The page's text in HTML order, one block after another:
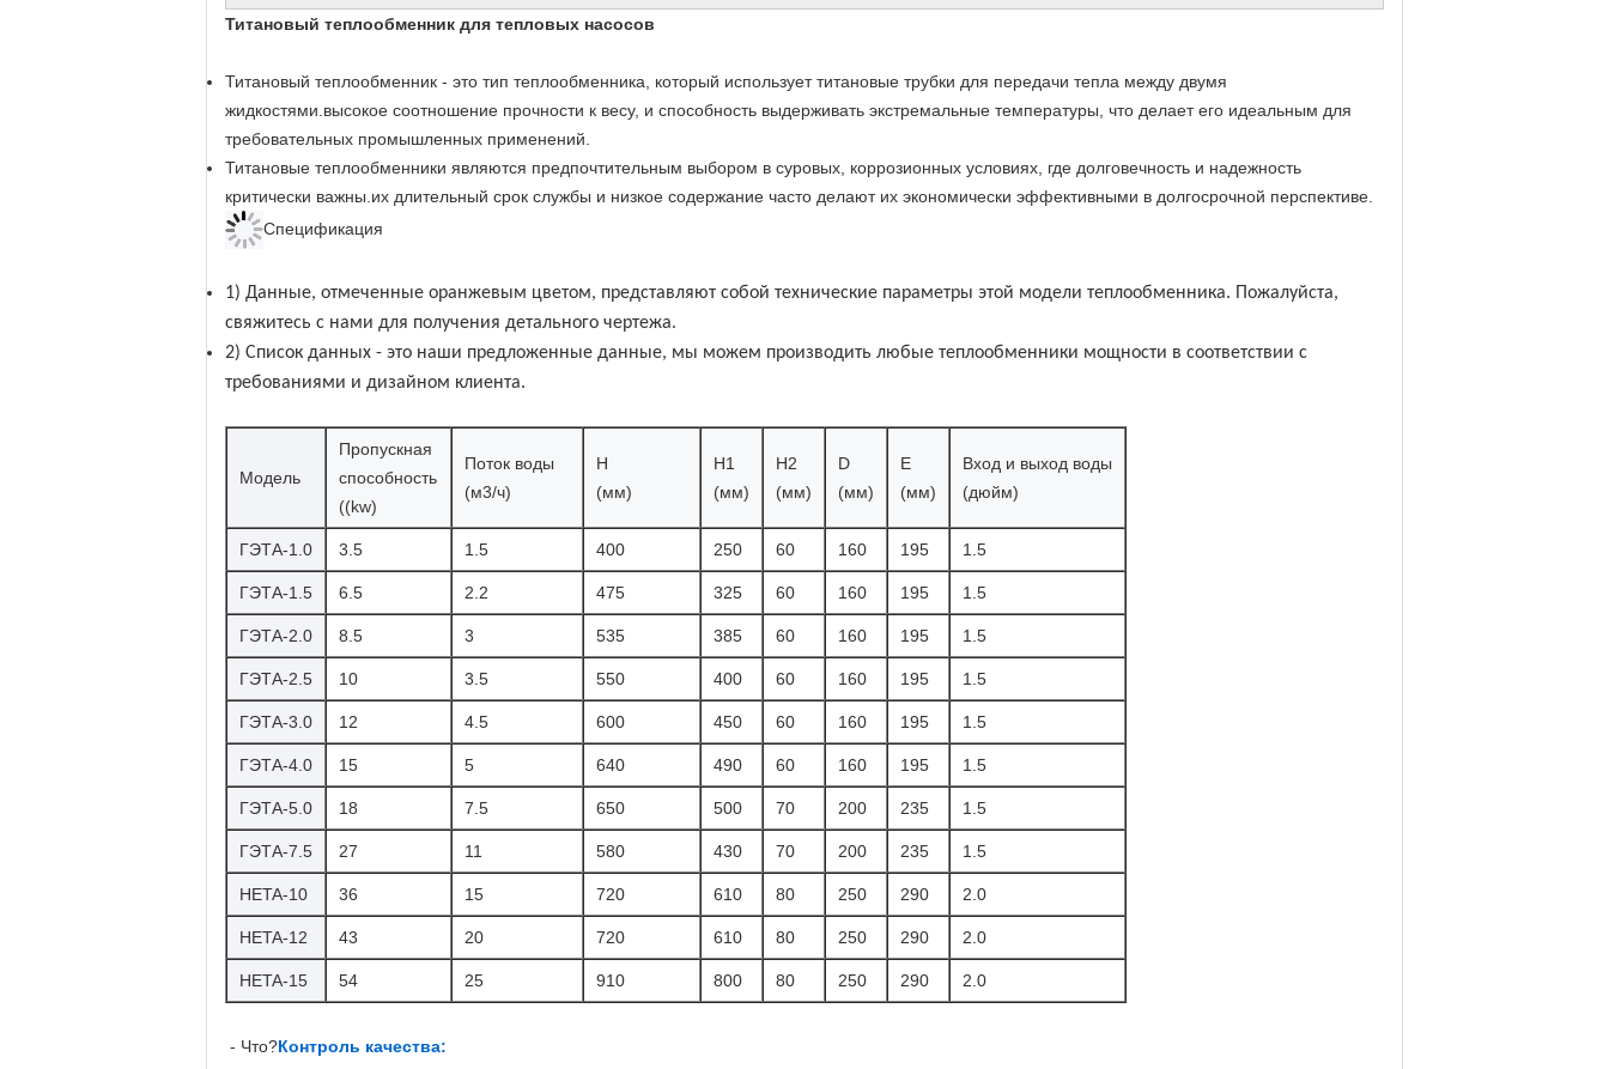
Титановый теплообменник для тепловых насосов
Титановый теплообменник - это тип теплообменника, который использует титановые трубки для передачи тепла между двумя
жидкостями.высокое соотношение прочности к весу, и способность выдерживать экстремальные температуры, что делает его идеальным для
требовательных промышленных применений.
Титановые теплообменники являются предпочтительным выбором в суровых, коррозионных условиях, где долговечность и надежность
критически важны.их длительный срок службы и низкое содержание часто делают их экономически эффективными в долгосрочной перспективе.
Спецификация
1) Данные, отмеченные оранжевым цветом, представляют собой технические параметры этой модели теплообменника. Пожалуйста,
свяжитесь с нами для получения детального чертежа.
2) Список данных - это наши предложенные данные, мы можем производить любые теплообменники мощности в соответствии с
требованиями и дизайном клиента.
Модель
Пропускная
способность
((kw)
Поток воды
(м3/ч)
H
(мм)
H1
(мм)
Н2
(мм)
D
(мм)
Е
(мм)
Вход и выход воды
(дюйм)
ГЭТА-1.0 3.5 1.5 400 250 60 160 195 1.5
ГЭТА-1.5 6.5 2.2 475 325 60 160 195 1.5
ГЭТА-2.0 8.5 3 535 385 60 160 195 1.5
ГЭТА-2.5 10 3.5 550 400 60 160 195 1.5
ГЭТА-3.0 12 4.5 600 450 60 160 195 1.5
ГЭТА-4.0 15 5 640 490 60 160 195 1.5
ГЭТА-5.0 18 7.5 650 500 70 200 235 1.5
ГЭТА-7.5 27 11 580 430 70 200 235 1.5
HETA-10 36 15 720 610 80 250 290 2.0
HETA-12 43 20 720 610 80 250 290 2.0
HETA-15 54 25 910 800 80 250 290 2.0
- Что?Контроль качества: